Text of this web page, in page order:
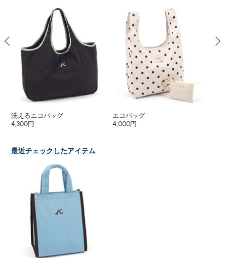
洗えるエコバッグ
4,300円
エコバッグ
4,000円
最近チェックしたアイテム